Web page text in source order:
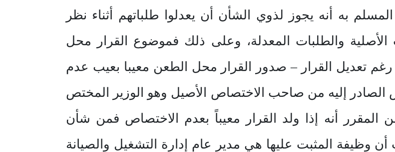
به أنه يجوز لذوي الشأن أن يعدلوا طلباتهم أثناء نظر
الأصلية والطلبات المعدلة، وعلى ذلك فموضوع القرار محل
رغم تعديل القرار – صدور القرار محل الطعن معيبا بعيب عدم
الصادر إليه من صاحب الاختصاص الأصيل وهو الوزير المختص
المقرر أنه إذا ولد القرار معيباً بعدم الاختصاص فمن شأن
أن وظيفة المثبت عليها هي مدير عام إدارة التشغيل والصيانة